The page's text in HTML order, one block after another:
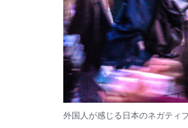
外国人が感じる日本のネガティ